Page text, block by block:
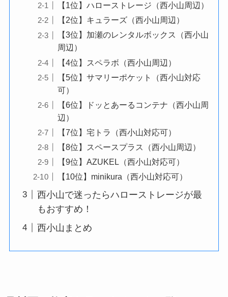
【1位】ハローストレージ（西小山周辺）
【2位】キュラーズ（西小山周辺）
【3位】加瀬のレンタルボックス（西小山
周辺）
【4位】スペラボ（西小山周辺）
【5位】サマリーポケット（西小山対応
可）
【6位】ドッとあーるコンテナ（西小山周
辺）
【7位】宅トラ（西小山対応可）
【8位】スペースプラス（西小山周辺）
【9位】AZUKEL（西小山対応可）
【10位】minikura（西小山対応可）
西小山で迷ったらハローストレージが最
もおすすめ！
西小山まとめ